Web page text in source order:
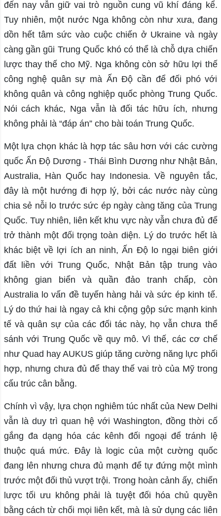
đến nay vẫn giữ vai trò nguồn cung vũ khí đáng kể.
Tuy nhiên, một nước Nga không còn như xưa, đang
dồn hết tâm sức vào cuộc chiến ở Ukraine và ngày
càng gần gũi Trung Quốc khó có thể là chỗ dựa chiến
lược thay thế cho Mỹ. Nga không còn sở hữu lợi thế
công nghệ quân sự mà Ấn Độ cần để đối phó với
không quân và công nghiệp quốc phòng Trung Quốc.
Nói cách khác, Nga vẫn là đối tác hữu ích, nhưng
không phải là “đáp án” cho bài toán Trung Quốc.
Một lựa chọn khác là hợp tác sâu hơn với các cường
quốc Ấn Độ Dương - Thái Bình Dương như Nhật Bản,
Australia, Hàn Quốc hay Indonesia. Về nguyên tắc,
đây là một hướng đi hợp lý, bởi các nước này cùng
chia sẻ nỗi lo trước sức ép ngày càng tăng của Trung
Quốc. Tuy nhiên, liên kết khu vực này vẫn chưa đủ để
trở thành một đối trọng toàn diện. Lý do trước hết là
khác biệt về lợi ích an ninh, Ấn Độ lo ngại biên giới
đất liền với Trung Quốc, Nhật Bản tập trung vào
không gian biển và quần đảo tranh chấp, còn
Australia lo vấn đề tuyến hàng hải và sức ép kinh tế.
Lý do thứ hai là ngay cả khi cộng gộp sức mạnh kinh
tế và quân sự của các đối tác này, họ vẫn chưa thể
sánh với Trung Quốc về quy mô. Vì thế, các cơ chế
như Quad hay AUKUS giúp tăng cường năng lực phối
hợp, nhưng chưa đủ để thay thế vai trò của Mỹ trong
cấu trúc cân bằng.
Chính vì vậy, lựa chọn nghiêm túc nhất của New Delhi
vẫn là duy trì quan hệ với Washington, đồng thời cố
gắng đa dạng hóa các kênh đối ngoại để tránh lệ
thuộc quá mức. Đây là logic của một cường quốc
đang lên nhưng chưa đủ mạnh để tự đứng một mình
trước một đối thủ vượt trội. Trong hoàn cảnh ấy, chiến
lược tối ưu không phải là tuyệt đối hóa chủ quyền
bằng cách từ chối mọi liên kết, mà là sử dụng các liên